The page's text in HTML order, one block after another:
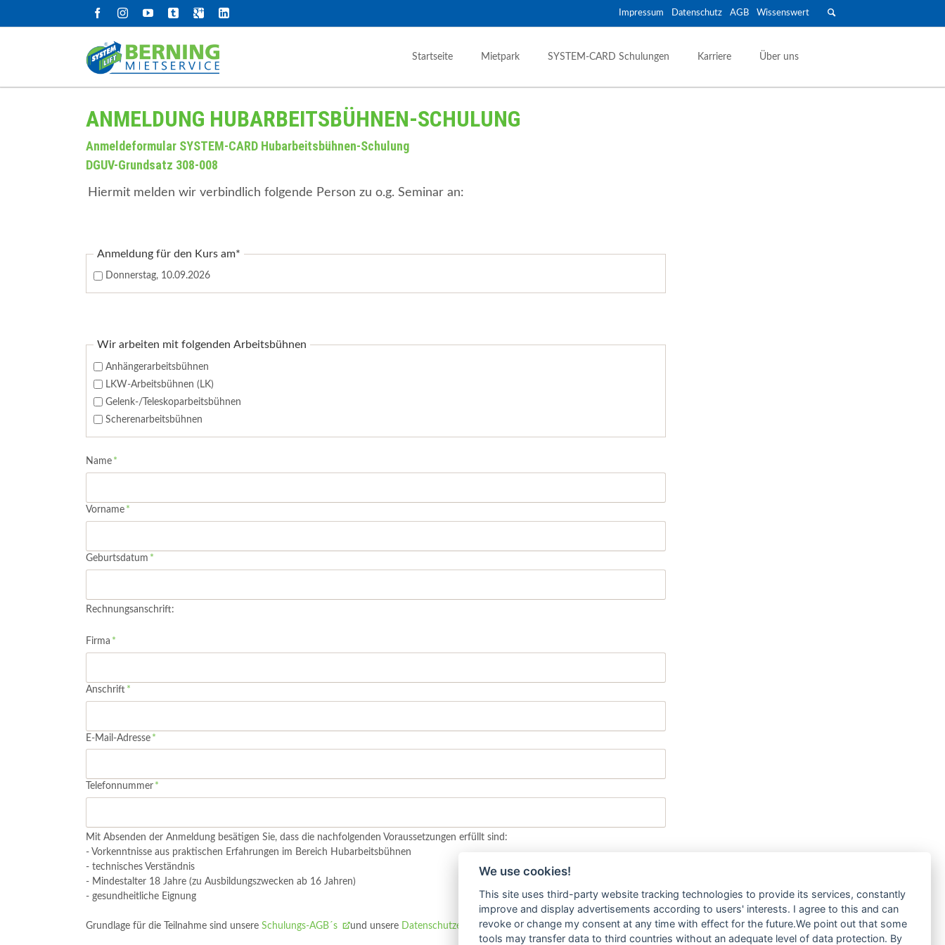
Navigation
überspringen
Impressum Datenschutz AGB Wissenswert
SUCHEN
Startseite Mietpark
LKW-Arbeitsbühnen bis 3,5 to
LKW-Arbeitsbühnen ab 3,5 to
Gelenkteleskopbühnen
Teleskopbühnen
Minikräne
Gabelstapler & Fördertechnik
Baumaschinen
Teleskoplader Starr
SYSTEM-CARD Schulungen Karriere Über uns
ANMELDUNG HUBARBEITSBÜHNEN-SCHULUNG
Anmeldeformular SYSTEM-CARD Hubarbeitsbühnen-Schulung
DGUV-Grundsatz 308-008
Hiermit melden wir verbindlich folgende Person zu o.g. Seminar an:
Pflichtfeld
Anmeldung für den Kurs am*
Donnerstag, 10.09.2026
Wir arbeiten mit folgenden Arbeitsbühnen
Anhängerarbeitsbühnen
LKW-Arbeitsbühnen (LK)
Gelenk-/Teleskoparbeitsbühnen
Scherenarbeitsbühnen
Pflichtfeld
Name *
Pflichtfeld
Vorname *
Pflichtfeld
Geburtsdatum *
Rechnungsanschrift:
Pflichtfeld
Firma *
Pflichtfeld
Anschrift *
Pflichtfeld
E-Mail-Adresse *
Pflichtfeld
Telefonnummer *
Mit Absenden der Anmeldung besätigen Sie, dass die nachfolgenden Voraussetzungen erfüllt sind:
- Vorkenntnisse aus praktischen Erfahrungen im Bereich Hubarbeitsbühnen
- technisches Verständnis
- Mindestalter 18 Jahre (zu Ausbildungszwecken ab 16 Jahren)
- gesundheitliche Eignung
Grundlage für die Teilnahme sind unsere Schulungs-AGB´s und unsere Datenschutzerklärung, die mit der Anmeldung akzeptiert werden.
We use cookies!
This site uses third-party website tracking technologies to provide its services, constantly
improve and display advertisements according to users' interests. I agree to this and can
revoke or change my consent at any time with effect for the future.We point out that some
tools may transfer data to third countries without an adequate level of data protection. By